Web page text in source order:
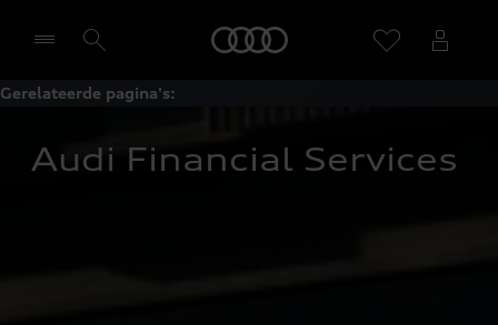
Gerelateerde pagina's:
Audi Financial Services